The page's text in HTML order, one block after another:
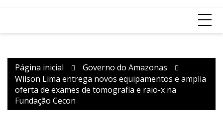
Página inicial
Governo do Amazonas
Wilson Lima entrega novos equipamentos e amplia
oferta de exames de tomografia e raio-x na
Fundação Cecon